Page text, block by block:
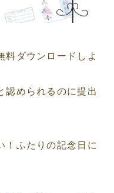
料ダウンロードしよ
認められるのに提出
！ふたりの記念日に